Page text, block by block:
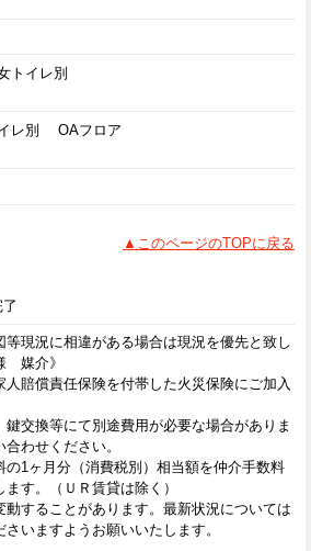
トイレ別
レ別 OAフロア
▲このページのTOPに戻る
現況に相違がある場合は現況を優先と致し
媒介》
賠償責任保険を付帯した火災保険にご加入
交換等にて別途費用が必要な場合がありま
わせください。
1ヶ月分（消費税別）相当額を仲介手数料
す。（ＵＲ賃貸は除く）
することがあります。最新状況については
いますようお願いいたします。